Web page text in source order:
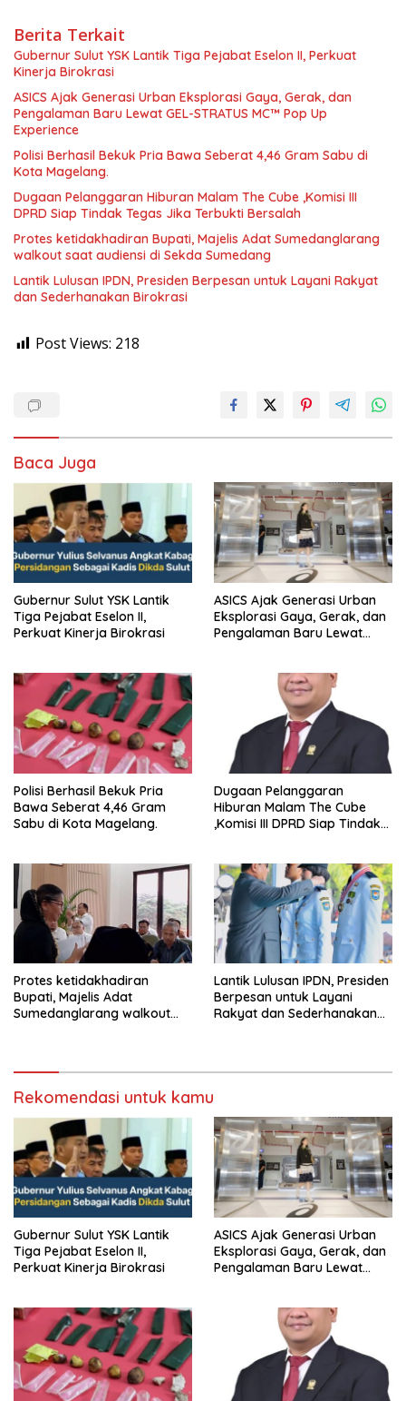
Berita Terkait
Gubernur Sulut YSK Lantik Tiga Pejabat Eselon II, Perkuat
Kinerja Birokrasi
ASICS Ajak Generasi Urban Eksplorasi Gaya, Gerak, dan
Pengalaman Baru Lewat GEL-STRATUS MC™ Pop Up
Experience
Polisi Berhasil Bekuk Pria Bawa Seberat 4,46 Gram Sabu di
Kota Magelang.
Dugaan Pelanggaran Hiburan Malam The Cube ,Komisi III
DPRD Siap Tindak Tegas Jika Terbukti Bersalah
Protes ketidakhadiran Bupati, Majelis Adat Sumedanglarang
walkout saat audiensi di Sekda Sumedang
Lantik Lulusan IPDN, Presiden Berpesan untuk Layani Rakyat
dan Sederhanakan Birokrasi
Post Views: 218
Baca Juga
Gubernur Sulut YSK Lantik
Tiga Pejabat Eselon II,
Perkuat Kinerja Birokrasi
ASICS Ajak Generasi Urban
Eksplorasi Gaya, Gerak, dan
Pengalaman Baru Lewat
Polisi Berhasil Bekuk Pria
Bawa Seberat 4,46 Gram
Sabu di Kota Magelang.
Dugaan Pelanggaran
Hiburan Malam The Cube
,Komisi III DPRD Siap Tindak
Protes ketidakhadiran
Bupati, Majelis Adat
Sumedanglarang walkout
Lantik Lulusan IPDN, Presiden
Berpesan untuk Layani
Rakyat dan Sederhanakan
Rekomendasi untuk kamu
Gubernur Sulut YSK Lantik
Tiga Pejabat Eselon II,
Perkuat Kinerja Birokrasi
ASICS Ajak Generasi Urban
Eksplorasi Gaya, Gerak, dan
Pengalaman Baru Lewat